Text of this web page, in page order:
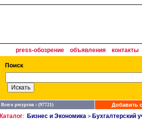
press-обозрение объявления контакты
Всего ресурсов : (97721) Добавить
Каталог: Бизнес и Экономика > Бухгалтерский